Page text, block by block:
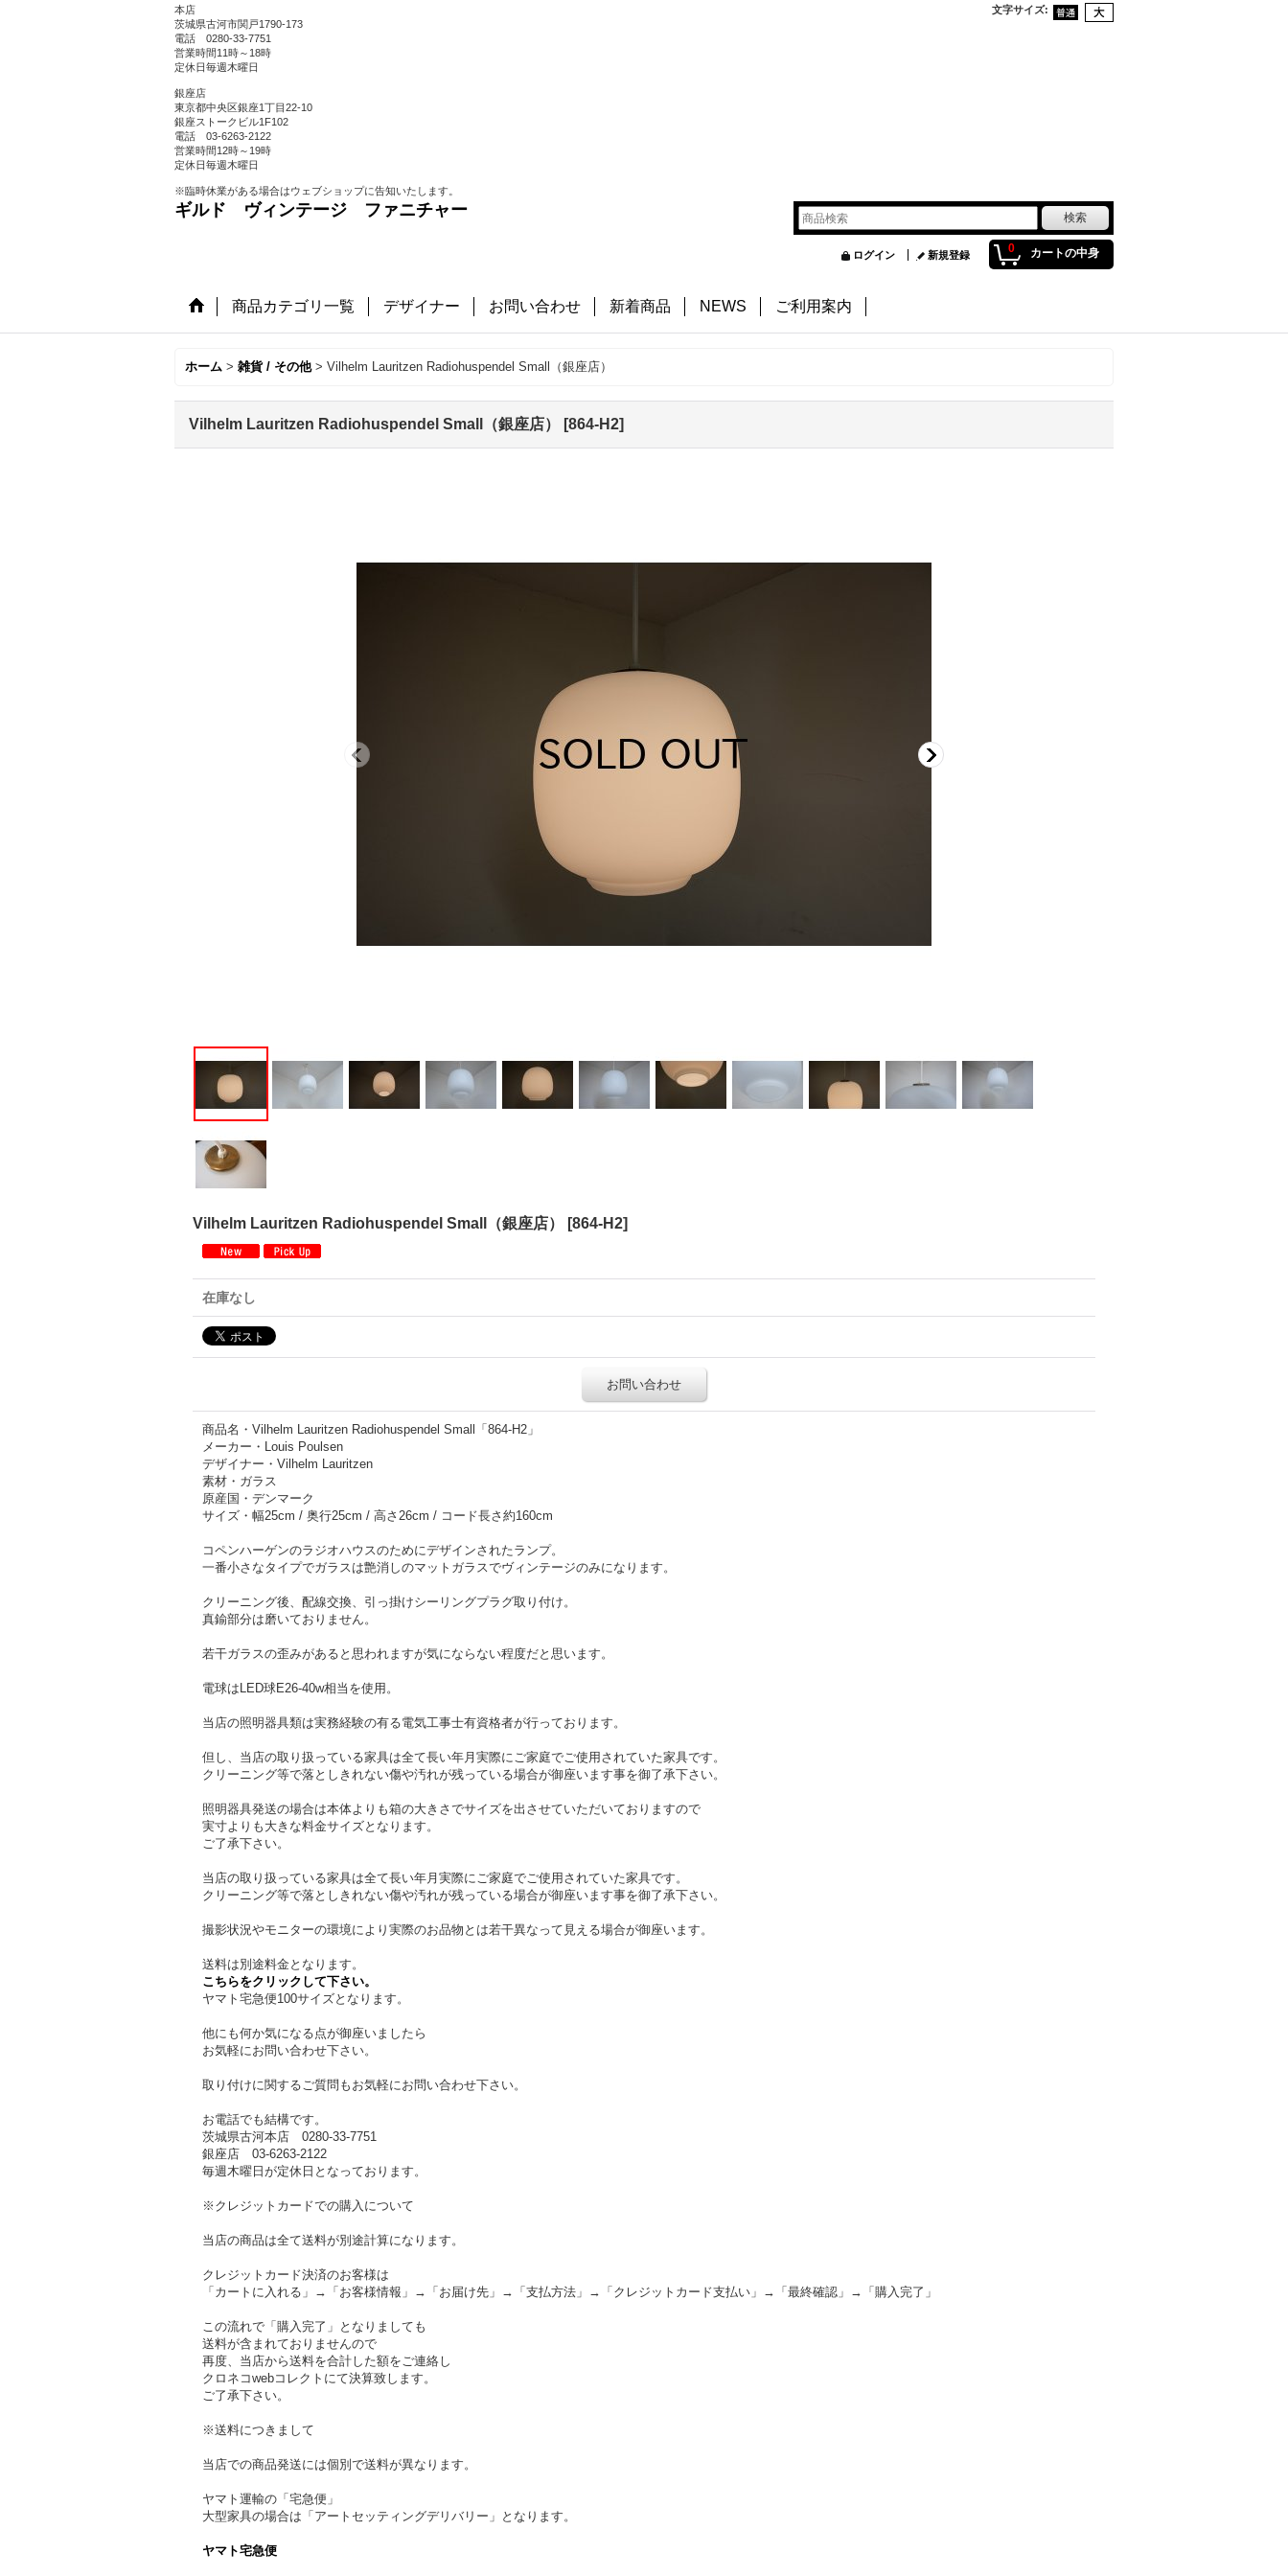
本店
茨城県古河市関戸1790-173
電話 0280-33-7751
営業時間11時～18時
定休日毎週木曜日
銀座店
東京都中央区銀座1丁目22-10
銀座ストークビル1F102
電話 03-6263-2122
営業時間12時～19時
定休日毎週木曜日
※臨時休業がある場合はウェブショップに告知いたします。
文字サイズ:
ギルド ヴィンテージ ファニチャー
0 カートの中身
ログイン 新規登録
商品カテゴリ一覧 デザイナー お問い合わせ 新着商品 NEWS ご利用案内
ホーム > 雑貨 / その他 > Vilhelm Lauritzen Radiohuspendel Small（銀座店）
Vilhelm Lauritzen Radiohuspendel Small（銀座店） [864-H2]
Vilhelm Lauritzen Radiohuspendel Small（銀座店） [864-H2]
在庫なし
お問い合わせ
商品名・Vilhelm Lauritzen Radiohuspendel Small「864-H2」
メーカー・Louis Poulsen
デザイナー・Vilhelm Lauritzen
素材・ガラス
原産国・デンマーク
サイズ・幅25cm / 奥行25cm / 高さ26cm / コード長さ約160cm
コペンハーゲンのラジオハウスのためにデザインされたランプ。
一番小さなタイプでガラスは艶消しのマットガラスでヴィンテージのみになります。
クリーニング後、配線交換、引っ掛けシーリングプラグ取り付け。
真鍮部分は磨いておりません。
若干ガラスの歪みがあると思われますが気にならない程度だと思います。
電球はLED球E26-40w相当を使用。
当店の照明器具類は実務経験の有る電気工事士有資格者が行っております。
但し、当店の取り扱っている家具は全て長い年月実際にご家庭でご使用されていた家具です。
クリーニング等で落としきれない傷や汚れが残っている場合が御座います事を御了承下さい。
照明器具発送の場合は本体よりも箱の大きさでサイズを出させていただいておりますので
実寸よりも大きな料金サイズとなります。
ご了承下さい。
当店の取り扱っている家具は全て長い年月実際にご家庭でご使用されていた家具です。
クリーニング等で落としきれない傷や汚れが残っている場合が御座います事を御了承下さい。
撮影状況やモニターの環境により実際のお品物とは若干異なって見える場合が御座います。
送料は別途料金となります。
こちらをクリックして下さい。
ヤマト宅急便100サイズとなります。
他にも何か気になる点が御座いましたら
お気軽にお問い合わせ下さい。
取り付けに関するご質問もお気軽にお問い合わせ下さい。
お電話でも結構です。
茨城県古河本店 0280-33-7751
銀座店 03-6263-2122
毎週木曜日が定休日となっております。
※クレジットカードでの購入について
当店の商品は全て送料が別途計算になります。
クレジットカード決済のお客様は
「カートに入れる」→「お客様情報」→「お届け先」→「支払方法」→「クレジットカード支払い」→「最終確認」→「購入完了」
この流れで「購入完了」となりましても
送料が含まれておりませんので
再度、当店から送料を合計した額をご連絡し
クロネコwebコレクトにて決算致します。
ご了承下さい。
※送料につきまして
当店での商品発送には個別で送料が異なります。
ヤマト運輸の「宅急便」
大型家具の場合は「アートセッティングデリバリー」となります。
ヤマト宅急便